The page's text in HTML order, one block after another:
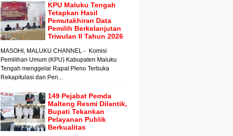
KPU Maluku Tengah
Tetapkan Hasil
Pemutakhiran Data
Pemilih Berkelanjutan
Triwulan II Tahun 2026
MASOHI, MALUKU CHANNEL - Komisi
Pemilihan Umum (KPU) Kabupaten Maluku
Tengah menggelar Rapat Pleno Terbuka
Rekapitulasi dan Pen...
149 Pejabat Pemda
Malteng Resmi Dilantik,
Bupati Tekankan
Pelayanan Publik
Berkualitas